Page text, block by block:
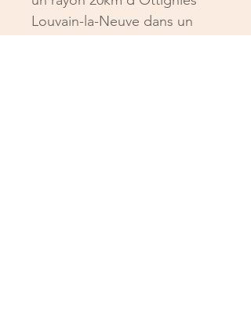
Louvain-la-Neuve dans un